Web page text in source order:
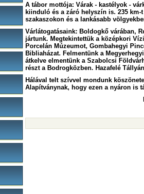
A tábor mottója: Várak - kastélyok -
kiinduló és a záró helyszín is. 235
szakaszokon és a lankásabb
Várlátogatásaink: Boldogkő várában,
jártunk. Megtekintettük a középkori
Porcelán Múzeumot, Gombahegyi
Bibliaházat. Felmentünk a
átkelve elmentünk a Szabolcsi
részt a Bodrogközben. Hazafelé
Hálával telt szívvel mondunk
Alapítványnak, hogy ezen a nyáron is